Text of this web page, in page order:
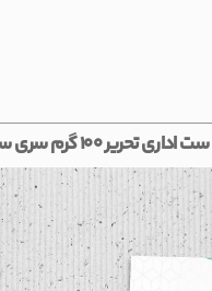
ست اداری تحریر 100 گرم سری سوم